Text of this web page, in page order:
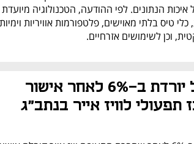
וכן לשימושים אזרחיים.
לוויז אייר בנתב"ג